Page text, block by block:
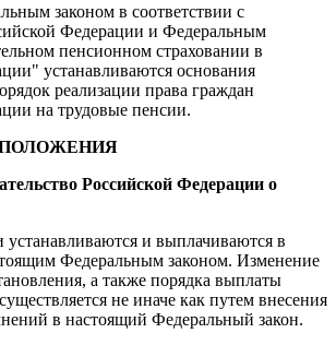
законом в соответствии с
Федерации и Федеральным
пенсионном страховании в
устанавливаются основания
реализации права граждан
на трудовые пенсии.
ПОЛОЖЕНИЯ
Российской Федерации о
устанавливаются и выплачиваются в
Федеральным законом. Изменение
а также порядка выплаты
не иначе как путем внесения
в настоящий Федеральный закон.